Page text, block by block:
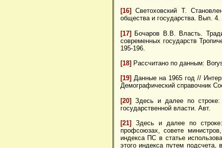
[16] Светоховский Т.
общества и государства. Вып.
[17]Бочаров В.В. Власть.
современных государств
195-196.
[18] Рассчитано по данным:
[19] Данные на 1965 год //
Демографический справочник
[20]Здесь и далее по строке:
государственной власти. Авт.
[21] Здесь и далее по
профсоюзах, совете
индекса ПС в статье
этого индекса путем подсчета,